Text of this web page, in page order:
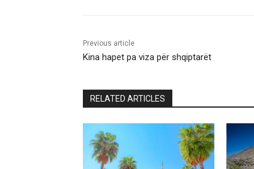
Previous article
Kina hapet pa viza për shqiptarët
RELATED ARTICLES